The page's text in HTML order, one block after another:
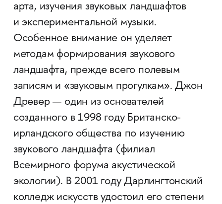
арта, изучения звуковых ландшафтов
и экспериментальной музыки.
Особенное внимание он уделяет
методам формирования звукового
ландшафта, прежде всего полевым
записям и «звуковым прогулкам». Джон
Древер — один из основателей
созданного в 1998 году Британско-
ирландского общества по изучению
звукового ландшафта (филиал
Всемирного форума акустической
экологии). В 2001 году Дарлингтонский
колледж искусств удостоил его степени